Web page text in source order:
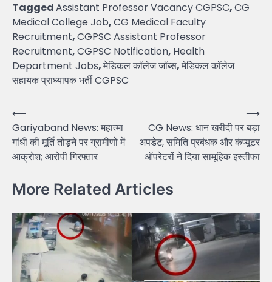
TaggedAssistant Professor Vacancy CGPSC,CG
Medical College Job,CG Medical Faculty
Recruitment,CGPSC Assistant Professor
Recruitment,CGPSC Notification, Health
Department Jobs,मेडिकल कॉलेज जॉब्स,मेडिकल कॉलेज
सहायक प्राध्यापक भर्ती CGPSC
Post
navigation
⟵
Gariyaband News: महात्मा
गांधी की मूर्ति तोड़ने पर ग्रामीणों में
आक्रोश; आरोपी गिरफ्तार
CG News: धान खरीदी पर बड़ा
अपडेट, समिति प्रबंधक और कंप्यूटर
ऑपरेटरों ने दिया सामूहिक इस्तीफा
⟶
More Related Articles